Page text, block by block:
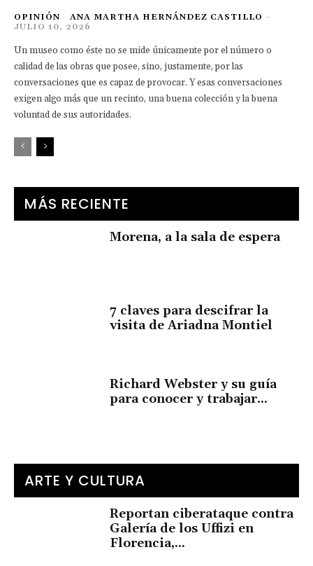
OPINIÓN ANA MARTHA HERNÁNDEZ CASTILLO -
JULIO 10, 2026
Un museo como éste no se mide únicamente por el número o
calidad de las obras que posee, sino, justamente, por las
conversaciones que es capaz de provocar. Y esas conversaciones
exigen algo más que un recinto, una buena colección y la buena
voluntad de sus autoridades.
MÁS RECIENTE
Morena, a la sala de espera
7 claves para descifrar la
visita de Ariadna Montiel
Richard Webster y su guía
para conocer y trabajar...
ARTE Y CULTURA
Reportan ciberataque contra
Galería de los Uffizi en
Florencia,...